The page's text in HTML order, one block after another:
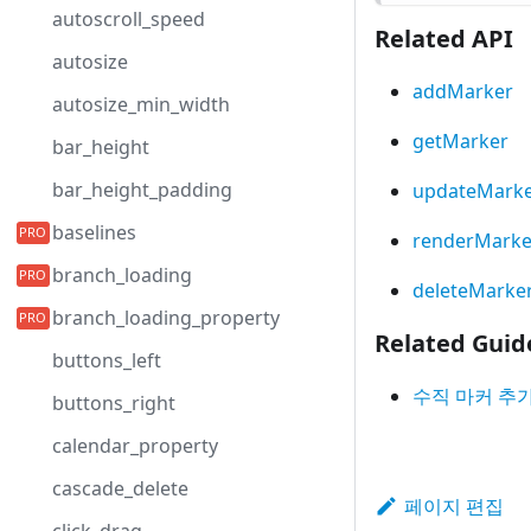
autoscroll_speed
autosize
autosize_min_width
bar_height
bar_height_padding
baselines
branch_loading
branch_loading_property
buttons_left
buttons_right
calendar_property
cascade_delete
Related API
addMarker
getMarker
Related
수직 마커 추
페이지 편집